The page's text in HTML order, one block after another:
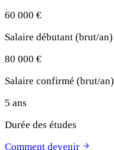
60 000 €
Salaire débutant (brut/an)
80 000 €
Salaire confirmé (brut/an)
5 ans
Durée des études
Comment devenir